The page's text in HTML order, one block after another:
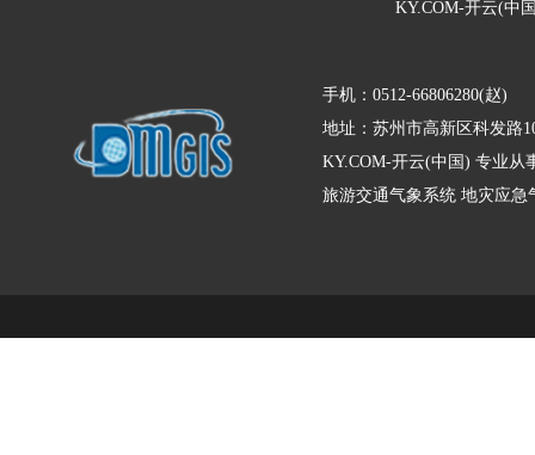
KY.COM-开云(中
手机：0512-66806280(赵)
地址：苏州市高新区科发路
KY.COM-开云(中国) 专业从
旅游交通气象系统 地灾应急